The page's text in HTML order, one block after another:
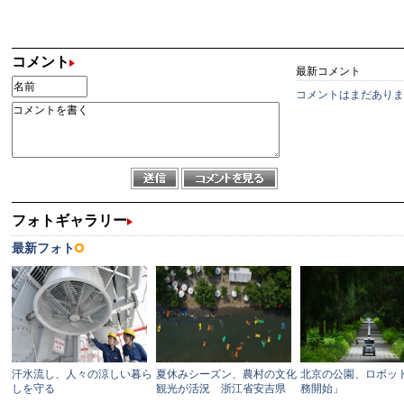
コメント
最新コメント
コメントはまだあり